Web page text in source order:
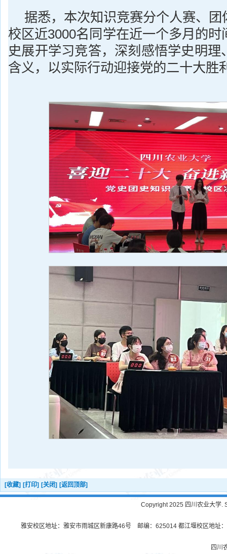
据悉，本次知识竞赛分个人赛、
校区近3000名同学在近一个多月的
史展开学习竞答，深刻感悟学史明理
含义，以实际行动迎接党的二十大胜
[收藏] [打印] [关闭] [返回顶部]
Copyright 2025 四川农业大学.
雅安校区地址：雅安市雨城区新康路46号 邮编：625014 都江堰校区地址
四川